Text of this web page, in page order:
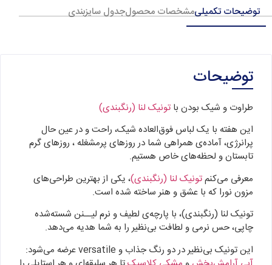
توضیحات تکمیلیمشخصات محصولجدول سایزبندی
توضیحات
طراوت و شیک بودن با تونیک لنا (رنگبندی)
این هفته با یک لباس فوق‌العاده شیک، راحت و در عین حال
پرانرژی، آماده‌ی همراهی شما در روزهای پرمشغله ، روزهای گرم
تابستان و لحظه‌های خاص هستیم.
معرفی می‌کنمتونیک لنا (رنگبندی)، یکی از بهترین طراحی‌های
مزون نورا که با عشق و هنر ساخته شده است.
تونیک لنا (رنگبندی)، با پارچه‌ی لطیف و نرم لیــنن شسته‌شده
چاپی، حس نرمی و لطافت بی‌نظیر را به شما هدیه می‌دهد.
این تونیک بی‌نظیر در دو رنگ جذاب و versatile عرضه می‌شود: